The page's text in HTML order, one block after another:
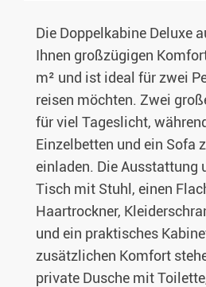
Die Doppelkabine Deluxe
Ihnen großzügigen
m² und ist ideal für zwei
reisen möchten. Zwei
für viel Tageslicht,
Einzelbetten und ein Sofa
einladen. Die Ausstattung
Tisch mit Stuhl, einen
Haartrockner,
und ein praktisches
zusätzlichen Komfort
private Dusche mit